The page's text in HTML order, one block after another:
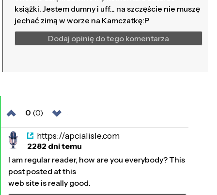
książki. Jestem dumny i uff... na szczęście nie muszę
jechać zimą w worze na Kamczatkę:P
Dodaj opinię do tego komentarza
0 (0)
https://apcialisle.com
2282 dni temu
I am regular reader, how are you everybody? This
post posted at this
web site is really good.